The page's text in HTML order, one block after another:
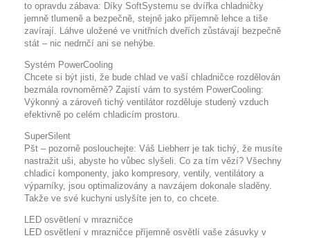
to opravdu zábava: Díky SoftSystemu se dvířka chladničky
jemně tlumeně a bezpečně, stejně jako příjemně lehce a tiše
zavírají. Láhve uložené ve vnitřních dveřích zůstávají bezpečně
stát – nic nedrnčí ani se nehýbe.
Systém PowerCooling
Chcete si být jisti, že bude chlad ve vaší chladničce rozdělován
bezmála rovnoměrně? Zajistí vám to systém PowerCooling:
Výkonný a zároveň tichý ventilátor rozděluje studený vzduch
efektivně po celém chladicím prostoru.
SuperSilent
Pšt – pozorně poslouchejte: Váš Liebherr je tak tichý, že musíte
nastražit uši, abyste ho vůbec slyšeli. Co za tím vězí? Všechny
chladicí komponenty, jako kompresory, ventily, ventilátory a
výparníky, jsou optimalizovány a navzájem dokonale sladěny.
Takže ve své kuchyni uslyšíte jen to, co chcete.
LED osvětlení v mrazničce
LED osvětlení v mrazničce příjemně osvětlí vaše zásuvky v